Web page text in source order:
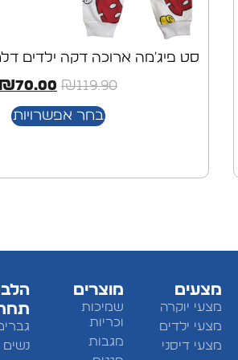
סט פיג'מה ארוכה דקה ילדים
₪119.90
₪70.00
בחר אפשרויות
מצעים
מצעי יוקרה
מצעי ילדים
מצעי דיסני
מוצרים
שמיכות
וכריות
מגבות
נשים